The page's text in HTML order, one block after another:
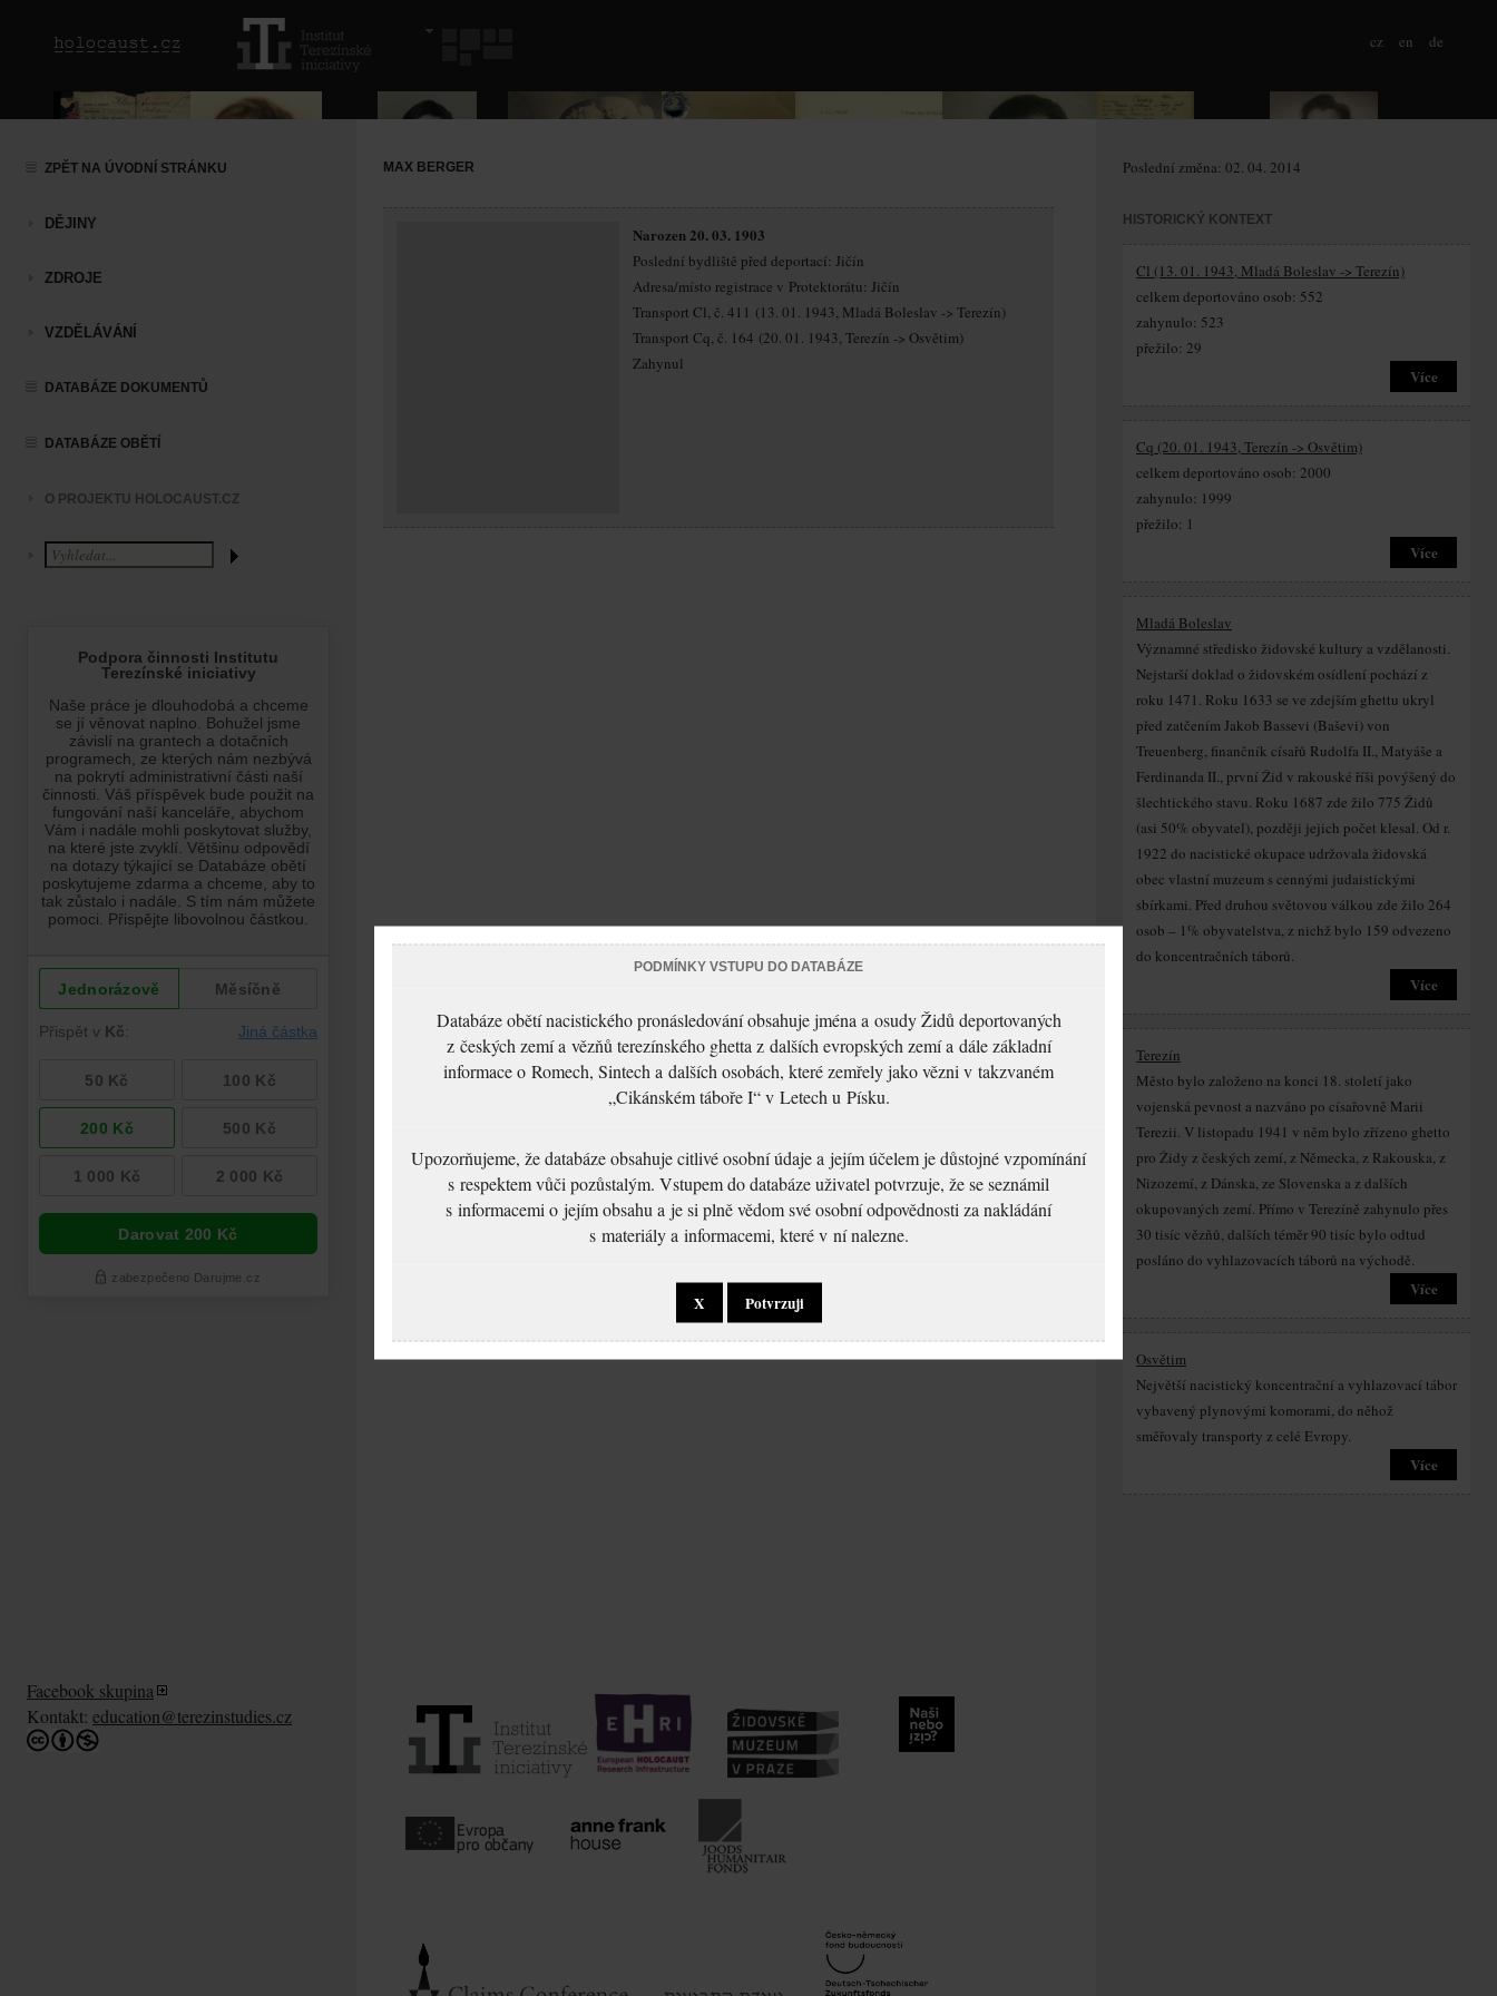
cz en de
ZPĚT NA ÚVODNÍ STRÁNKU
DĚJINY
ZDROJE
VZDĚLÁVÁNÍ
DATABÁZE DOKUMENTŮ
DATABÁZE OBĚTÍ
O PROJEKTU HOLOCAUST.CZ
MAX BERGER
Narozen 20. 03. 1903
Poslední bydliště před deportací: Jičín
Adresa/místo registrace v Protektorátu: Jičín
Transport Cl, č. 411 (13. 01. 1943, Mladá Boleslav -> Terezín)
Transport Cq, č. 164 (20. 01. 1943, Terezín -> Osvětim)
Zahynul
Poslední změna: 02. 04. 2014
HISTORICKÝ KONTEXT
Cl (13. 01. 1943, Mladá Boleslav -> Terezín)
celkem deportováno osob: 552
zahynulo: 523
přežilo: 29
Více
Cq (20. 01. 1943, Terezín -> Osvětim)
celkem deportováno osob: 2000
zahynulo: 1999
přežilo: 1
Více
Mladá Boleslav
Významné středisko židovské kultury a vzdělanosti.
Nejstarší doklad o židovském osídlení pochází z
roku 1471. Roku 1633 se ve zdejším ghettu ukryl
před zatčením Jakob Bassevi (Baševi) von
Treuenberg, finančník císařů Rudolfa II., Matyáše a
Ferdinanda II., první Žid v rakouské říši povýšený do
šlechtického stavu. Roku 1687 zde žilo 775 Židů
(asi 50% obyvatel), později jejich počet klesal. Od r.
1922 do nacistické okupace udržovala židovská
obec vlastní muzeum s cennými judaistickými
sbírkami. Před druhou světovou válkou zde žilo 264
osob – 1% obyvatelstva, z nichž bylo 159 odvezeno
do koncentračních táborů.
Více
Terezín
Město bylo založeno na konci 18. století jako
vojenská pevnost a nazváno po císařovně Marii
Terezii. V listopadu 1941 v něm bylo zřízeno ghetto
pro Židy z českých zemí, z Německa, z Rakouska, z
Nizozemí, z Dánska, ze Slovenska a z dalších
okupovaných zemí. Přímo v Terezíně zahynulo přes
30 tisíc vězňů, dalších téměr 90 tisíc bylo odtud
posláno do vyhlazovacích táborů na východě.
Více
Osvětim
Největší nacistický koncentrační a vyhlazovací tábor
vybavený plynovými komorami, do něhož
směřovaly transporty z celé Evropy.
Více
Facebook skupina
Kontakt: education@terezinstudies.cz
PODMÍNKY VSTUPU DO DATABÁZE
Databáze obětí nacistického pronásledování obsahuje jména a osudy Židů deportovaných
z českých zemí a vězňů terezínského ghetta z dalších evropských zemí a dále základní
informace o Romech, Sintech a dalších osobách, které zemřely jako vězni v takzvaném
„Cikánském táboře I“ v Letech u Písku.
Upozorňujeme, že databáze obsahuje citlivé osobní údaje a jejím účelem je důstojné vzpomínání
s respektem vůči pozůstalým. Vstupem do databáze uživatel potvrzuje, že se seznámil
s informacemi o jejím obsahu a je si plně vědom své osobní odpovědnosti za nakládání
s materiály a informacemi, které v ní nalezne.
X Potvrzuji